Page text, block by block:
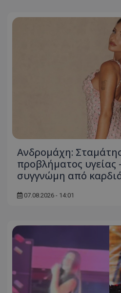
Ανδρομάχη:
προβλήματος υγείας
συγγνώμη από
07.08.2026 - 14:01